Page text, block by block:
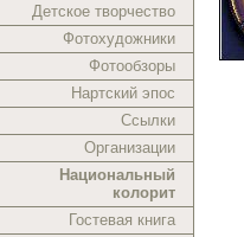
Детское творчество
Фотохудожники
Фотообзоры
Нартский эпос
Ссылки
Организации
Национальный
колорит
Гостевая книга